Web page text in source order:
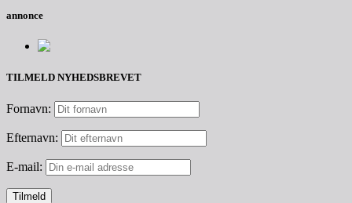
annonce
TILMELD NYHEDSBREVET
Fornavn:
Efternavn:
E-mail: